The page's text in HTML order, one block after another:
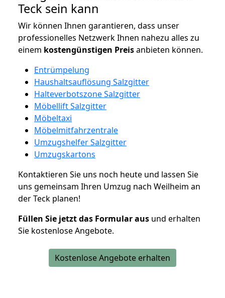
Teck sein kann
Wir können Ihnen garantieren, dass unser
professionelles Netzwerk Ihnen nahezu alles zu
einem kostengünstigen Preisanbieten können.
Entrümpelung
Haushaltsauflösung Salzgitter
Halteverbotszone Salzgitter
Möbellift Salzgitter
Möbeltaxi
Möbelmitfahrzentrale
Umzugshelfer Salzgitter
Umzugskartons
Kontaktieren Sie uns noch heute und lassen Sie
uns gemeinsam Ihren Umzug nach Weilheim an
der Teck planen!
Füllen Sie jetzt das Formular aus und erhalten
Sie kostenlose Angebote.
Kostenlose Angebote erhalten